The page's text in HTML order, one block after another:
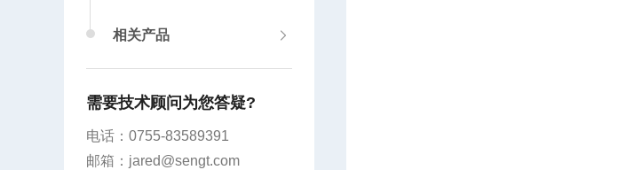
相关产品
需要技术顾问为您答疑?
电话：0755-83589391
邮箱：jared@sengt.com